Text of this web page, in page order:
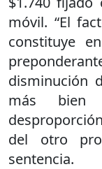
móvil. “El
constituye
disminución
más bien
del otro
sentencia.